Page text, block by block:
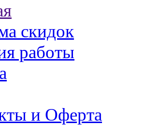
скидок
работы
и Оферта